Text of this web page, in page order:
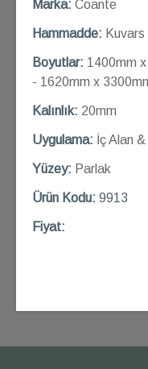
Marka: Coante
Hammadde: Kuvars
Boyutlar: 1400mm
- 1620mm x
Kalınlık: 20mm
Uygulama: İç Alan &
Yüzey: Parlak
Ürün Kodu: 9913
Fiyat: